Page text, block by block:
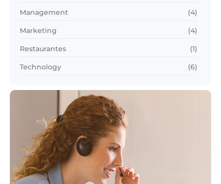
Management (4)
Marketing (4)
Restaurantes (1)
Technology (6)